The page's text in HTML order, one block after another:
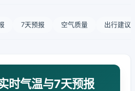
7天预报 空气质量 出行建议
时气温与7天预报